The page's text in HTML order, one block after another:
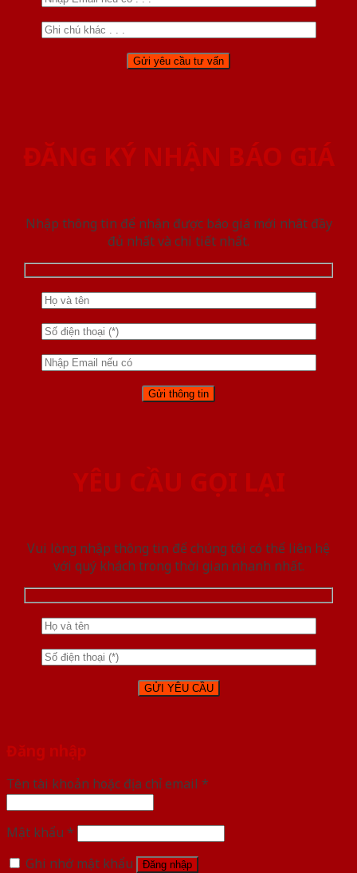
ĐĂNG KÝ NHẬN BÁO GIÁ
Nhập thông tin để nhận được báo giá mới nhât đầy
đủ nhất và chi tiết nhất.
YÊU CẦU GỌI LẠI
Vui lòng nhập thông tin để chúng tôi có thể liên hệ
với quý khách trong thời gian nhanh nhất.
Đăng nhập
Tên tài khoản hoặc địa chỉ email *
Mật khẩu *
Ghi nhớ mật khẩu
Đăng nhập